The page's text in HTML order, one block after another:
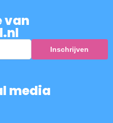
van
media